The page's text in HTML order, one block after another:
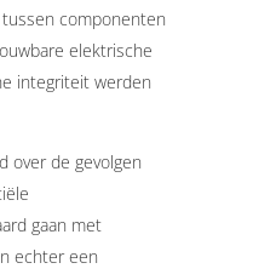
componenten
elektrische
integriteit werden
over de gevolgen
gaan met
echter een